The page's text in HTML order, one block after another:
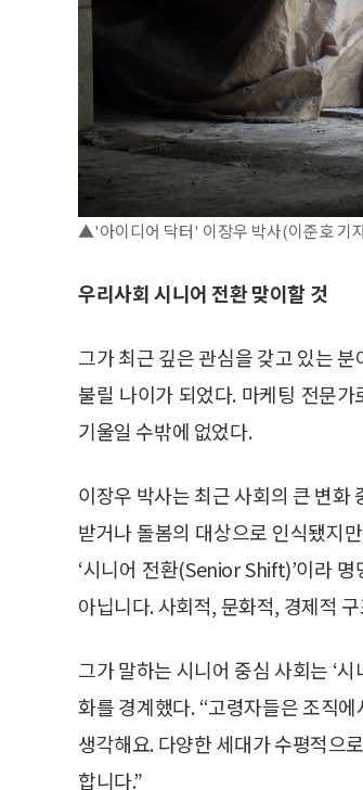
▲'아이디어 닥터' 이장우 박사(이준호 기
우리사회 시니어 전환 맞이할 것
그가 최근 깊은 관심을 갖고 있는 분
불릴 나이가 되었다. 마케팅 전문
기울일 수밖에 없었다.
이장우 박사는 최근 사회의 큰 변화
받거나 돌봄의 대상으로 인식됐지
‘시니어 전환(Senior Shift)’이라
아닙니다. 사회적, 문화적, 경제적
그가 말하는 시니어 중심 사회는 ‘
화를 경계했다. “고령자들은 조직
생각해요. 다양한 세대가 수평적으
합니다.”